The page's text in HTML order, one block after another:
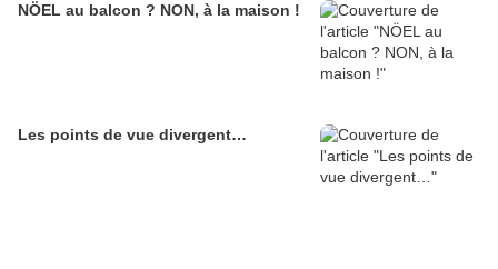
NÖEL au balcon ? NON, à la maison !
Les points de vue divergent…